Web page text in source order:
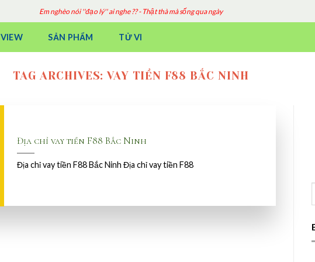
Em nghèo nói ''đạo lý'' ai nghe ?? - Thật thà mà sống qua ngày
SẢN PHẨM TỬ VI
TAG ARCHIVES:VAY TIỀN F88 BẮC NINH
Địa chỉ vay tiền F88 Bắc Ninh
Địa chỉ vay tiền F88 Bắc Ninh Địa chỉ vay tiền F88